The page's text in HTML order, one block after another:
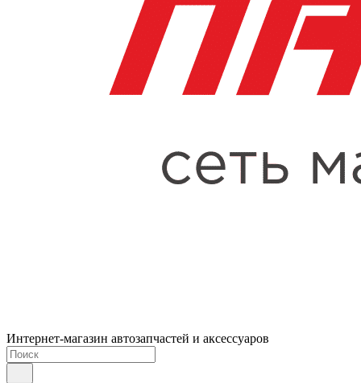
Интернет-магазин автозапчастей и аксессуаров